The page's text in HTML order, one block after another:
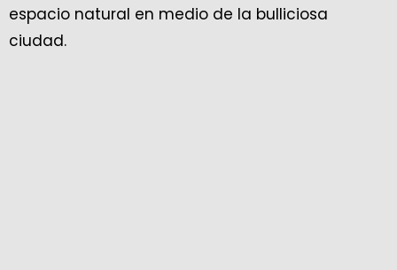
espacio natural en medio de la bulliciosa
ciudad.